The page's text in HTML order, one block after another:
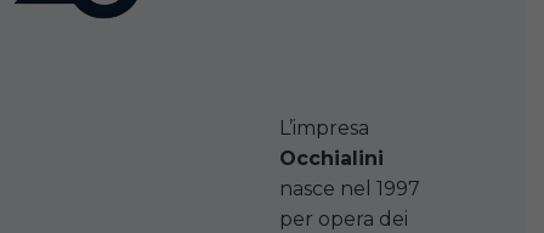
L’impresa
Occhialini
nasce nel 1997
per opera dei